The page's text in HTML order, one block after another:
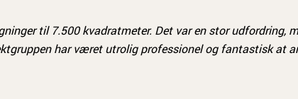
til 7.500 kvadratmeter. Det var en stor udfordring,
har været utrolig professionel og fantastisk at